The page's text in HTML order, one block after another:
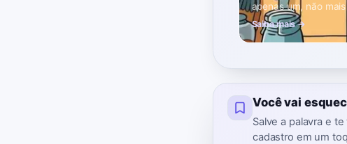
apenas um, não mais
Saiba mais →
Você vai
Salve a palavra e
cadastro em um